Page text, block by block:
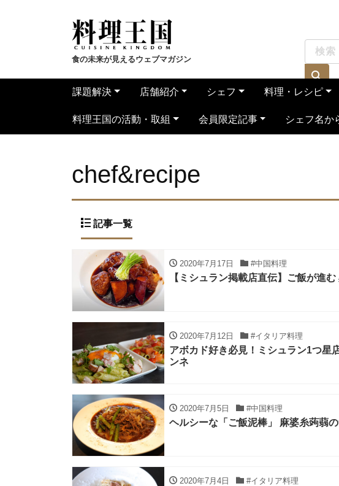
食の未来が見えるウェブマガジン
課題解決 店舗紹介 シェフ 料理・レシピ
料理王国の活動・取組 会員限定記事 シェフ名か
chef&recipe
記事一覧
2020年7月17日 #中国料理
【ミシュラン掲載店直伝】ご飯が進
2020年7月12日 #イタリア料理
アボカド好き必見！ミシュラン1つ星
ンネ
2020年7月5日 #中国料理
ヘルシーな「ご飯泥棒」 麻婆糸蒟蒻
2020年7月4日 #イタリア料理